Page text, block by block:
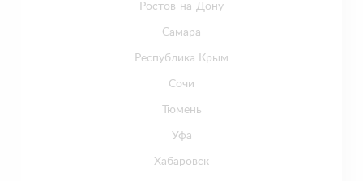
Ростов-на-Дону
Самара
Республика Крым
Сочи
Тюмень
Уфа
Хабаровск